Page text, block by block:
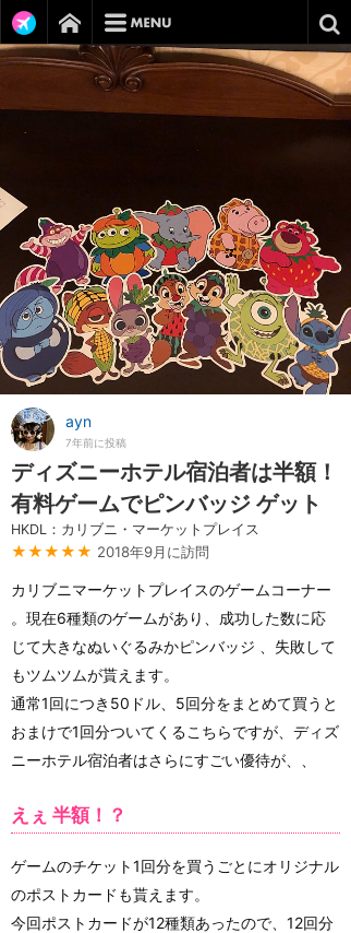
ayn
7年前に投稿
ディズニーホテル宿泊者は半額！
有料ゲームでピンバッジ ゲット
HKDL：カリブニ・マーケットプレイス
★★★★★ 2018年9月に訪問
カリブニマーケットプレイスのゲームコーナー
。現在6種類のゲームがあり、成功した数に応
じて大きなぬいぐるみかピンバッジ 、失敗して
もツムツムが貰えます。
通常1回につき50ドル、5回分をまとめて買うと
おまけで1回分ついてくるこちらですが、ディズ
ニーホテル宿泊者はさらにすごい優待が、、
えぇ 半額！？
ゲームのチケット1回分を買うごとにオリジナル
のポストカードも貰えます。
今回ポストカードが12種類あったので、12回分